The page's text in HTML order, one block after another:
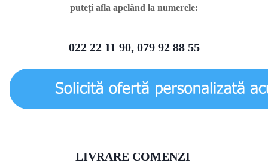
puteți afla apelând la numerele:
022 22 11 90, 079 92 88 55
LIVRARE COMENZI